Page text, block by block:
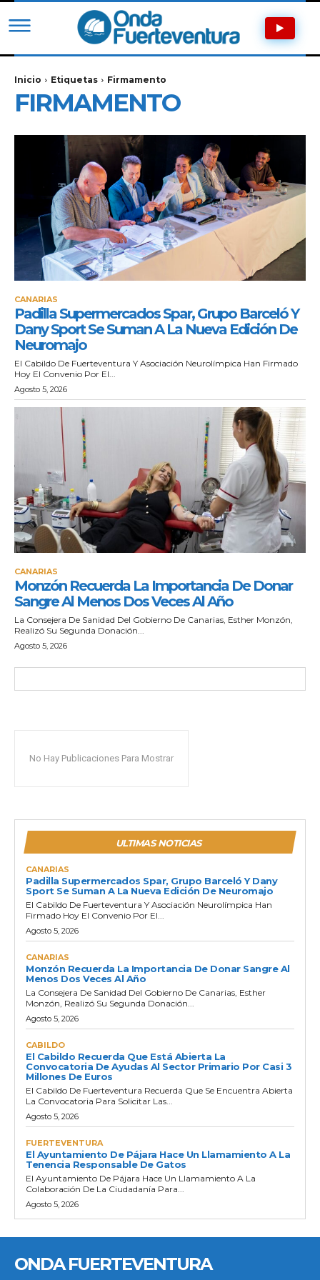
Inicio Etiquetas Firmamento
FIRMAMENTO
CANARIAS
Padilla Supermercados Spar, Grupo Barceló Y
Dany Sport Se Suman A La Nueva Edición De
Neuromajo
El Cabildo De Fuerteventura Y Asociación Neurolímpica Han Firmado
Hoy El Convenio Por El...
Agosto 5, 2026
CANARIAS
Monzón Recuerda La Importancia De Donar
Sangre Al Menos Dos Veces Al Año
La Consejera De Sanidad Del Gobierno De Canarias, Esther Monzón,
Realizó Su Segunda Donación...
Agosto 5, 2026
No Hay Publicaciones Para Mostrar
ULTIMAS NOTICIAS
CANARIAS
Padilla Supermercados Spar, Grupo Barceló Y Dany
Sport Se Suman A La Nueva Edición De Neuromajo
El Cabildo De Fuerteventura Y Asociación Neurolímpica Han
Firmado Hoy El Convenio Por El...
Agosto 5, 2026
CANARIAS
Monzón Recuerda La Importancia De Donar Sangre Al
Menos Dos Veces Al Año
La Consejera De Sanidad Del Gobierno De Canarias, Esther
Monzón, Realizó Su Segunda Donación...
Agosto 5, 2026
CABILDO
El Cabildo Recuerda Que Está Abierta La
Convocatoria De Ayudas Al Sector Primario Por Casi 3
Millones De Euros
El Cabildo De Fuerteventura Recuerda Que Se Encuentra Abierta
La Convocatoria Para Solicitar Las...
Agosto 5, 2026
FUERTEVENTURA
El Ayuntamiento De Pájara Hace Un Llamamiento A La
Tenencia Responsable De Gatos
El Ayuntamiento De Pájara Hace Un Llamamiento A La
Colaboración De La Ciudadanía Para...
Agosto 5, 2026
ONDA FUERTEVENTURA